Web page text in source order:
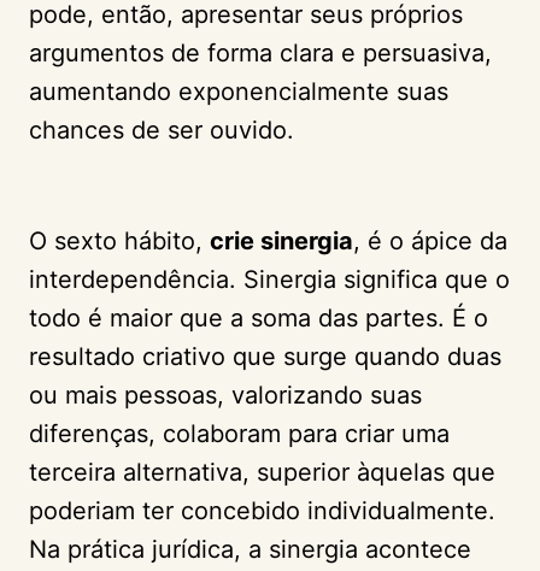
pode, então, apresentar seus próprios
argumentos de forma clara e persuasiva,
aumentando exponencialmente suas
chances de ser ouvido.
O sexto hábito, crie sinergia, é o ápice da
interdependência. Sinergia significa que o
todo é maior que a soma das partes. É o
resultado criativo que surge quando duas
ou mais pessoas, valorizando suas
diferenças, colaboram para criar uma
terceira alternativa, superior àquelas que
poderiam ter concebido individualmente.
Na prática jurídica, a sinergia acontece